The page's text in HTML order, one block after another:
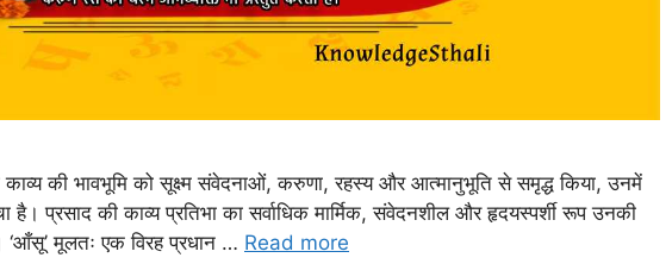
काव्य की भावभूमि को सूक्ष्म संवेदनाओं, करुणा, रहस्य और आत्मानुभूति से समृद्ध किया, उनमें
प्रसाद की काव्य प्रतिभा का सर्वाधिक मार्मिक, संवेदनशील और हृदयस्पर्शी रूप उनकी
‘आँसू’ मूलतः एक विरह प्रधान … Read more